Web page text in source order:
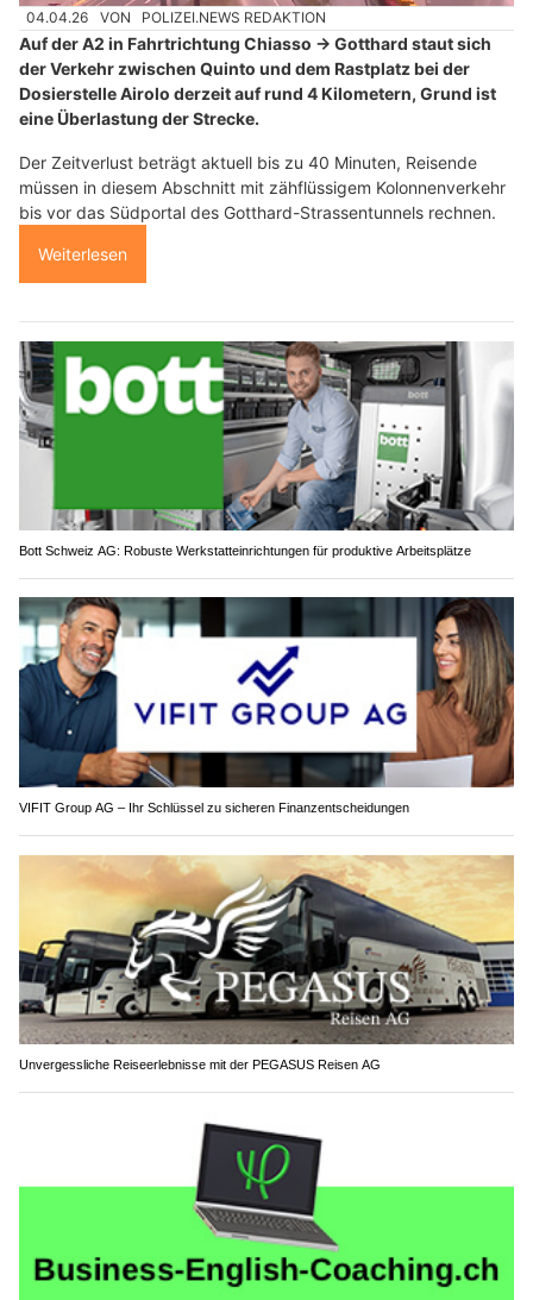
04.04.26 VON POLIZEI.NEWS REDAKTION
Auf der A2 in Fahrtrichtung Chiasso → Gotthard staut sich
der Verkehr zwischen Quinto und dem Rastplatz bei der
Dosierstelle Airolo derzeit auf rund 4 Kilometern, Grund ist
eine Überlastung der Strecke.
Der Zeitverlust beträgt aktuell bis zu 40 Minuten, Reisende
müssen in diesem Abschnitt mit zähflüssigem Kolonnenverkehr
bis vor das Südportal des Gotthard-Strassentunnels rechnen.
Weiterlesen
Bott Schweiz AG: Robuste Werkstatteinrichtungen für produktive Arbeitsplätze
VIFIT Group AG – Ihr Schlüssel zu sicheren Finanzentscheidungen
Unvergessliche Reiseerlebnisse mit der PEGASUS Reisen AG